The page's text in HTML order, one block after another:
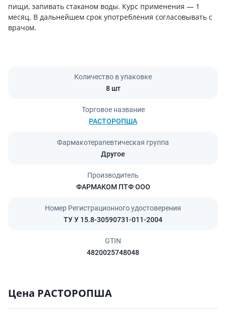
пищи, запивать стаканом воды. Курс применения — 1
месяц. В дальнейшем срок употребления согласовывать с
врачом.
Количество в упаковке
8 шт
Торговое название
РАСТОРОПША
Фармакотерапевтическая группа
Другое
Производитель
ФАРМАКОМ ПТФ ООО
Номер Регистрационного удостоверения
ТУ У 15.8-30590731-011-2004
GTIN
4820025748048
Цена РАСТОРОПША